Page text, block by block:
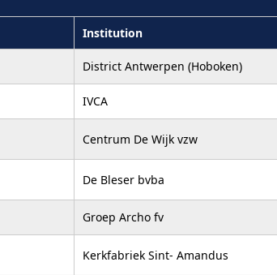
Institution
District Antwerpen (Hoboken)
IVCA
Centrum De Wijk vzw
De Bleser bvba
Groep Archo fv
Kerkfabriek Sint- Amandus